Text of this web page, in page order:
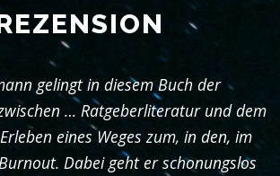
gelingt in diesem Buch der
… Ratgeberliteratur und dem
eines Weges zum, in den, im
Dabei geht er schonungslos